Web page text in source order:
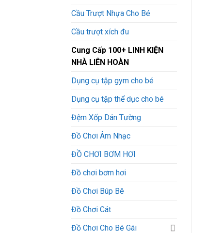
Cầu Trượt Nhựa Cho Bé
Cầu trượt xích đu
Cung Cấp 100+ LINH KIỆN
NHÀ LIÊN HOÀN
Dụng cụ tập gym cho bé
Dụng cụ tập thể dục cho bé
Đệm Xốp Dán Tường
Đồ Chơi Âm Nhạc
ĐỒ CHƠI BƠM HƠI
Đồ chơi bơm hơi
Đồ Chơi Búp Bê
Đồ Chơi Cát
Đồ Chơi Cho Bé Gái